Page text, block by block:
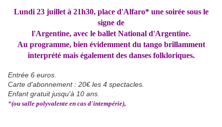
Lundi 23 juillet à 21h30, place d'Alfaro* une soirée sous le
signe de
l'Argentine, avec le ballet National d'Argentine.
Au programme, bien évidemment du tango brillamment
interprété mais également des danses folkloriques.
Entrée 6 euros.
Carte d'abonnement : 20€ les 4 spectacles.
Enfant gratuit jusqu'à 10 ans.
*(ou salle polyvalente en cas d'intempérie),